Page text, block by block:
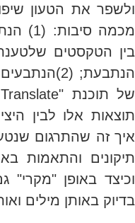
ולשפר את הטעון
מכמה
בין הטקסטים
הנתבעת;
תיקונים והתאמות
בדיוק באותן מילים